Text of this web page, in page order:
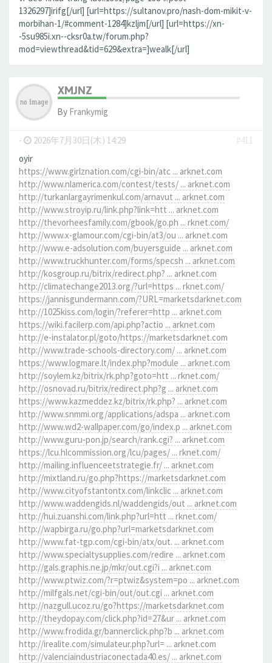
1326297]irifg[/url] [url=https://sultanov.pro/nash-dom-mikit-v-
morbihan-1/#comment-1284]kzljm[/url] [url=https://xn-
-5su985i.xn--cksr0a.tw/forum.php?
mod=viewthread&tid=629&extra=]wealk[/url]
XMJNZ
By Frankymig
- 2026年7月30日(木) 14:29
#411
oyir
https://www.girlznation.com/cgi-bin/atc ... arknet.com
http://www.nlamerica.com/contest/tests/ ... arknet.com
http://turkanlargayrimenkul.com/arnavut ... arknet.com
http://www.stroyip.ru/link.php?link=htt ... arknet.com
http://thevorheesfamily.com/gbook/go.ph ... rknet.com/
http://www.x-glamour.com/cgi-bin/at3/ou ... arknet.com
http://www.e-adsolution.com/buyersguide ... arknet.com
http://www.truckhunter.com/forms/specsh ... arknet.com
http://kosgroup.ru/bitrix/redirect.php? ... arknet.com
http://climatechange2013.org/?url=https ... rknet.com/
https://jannisgundermann.com/?URL=marketsdarknet.com
http://1025kiss.com/login/?referer=http ... arknet.com
https://wiki.facilerp.com/api.php?actio ... arknet.com
http://e-instalator.pl/goto/https://marketsdarknet.com
http://www.trade-schools-directory.com/ ... arknet.com
https://www.logmare.lt/index.php?module ... arknet.com
http://soylem.kz/bitrix/rk.php?goto=htt ... rknet.com/
http://osnovad.ru/bitrix/redirect.php?g ... arknet.com
https://www.kazmeddez.kz/bitrix/rk.php? ... arknet.com
http://www.snmmi.org/applications/adspa ... arknet.com
http://www.wd2-wallpaper.com/go/index.p ... arknet.com
http://www.guru-pon.jp/search/rank.cgi? ... arknet.com
https://lcu.hlcommission.org/lcu/pages/ ... rknet.com/
http://mailing.influenceetstrategie.fr/ ... arknet.com
http://mixtland.ru/go.php?https://marketsdarknet.com
http://www.cityofstantontx.com/linkclic ... arknet.com
http://www.waddengids.nl/waddengids/out ... arknet.com
http://hui.zuanshi.com/link.php?url=htt ... rknet.com/
http://wapbirga.ru/go.php?url=marketsdarknet.com
http://www.fat-tgp.com/cgi-bin/atx/out. ... arknet.com
http://www.specialtysupplies.com/redire ... arknet.com
http://gals.graphis.ne.jp/mkr/out.cgi?i ... arknet.com
http://www.ptwiz.com/?r=ptwiz&system=po ... arknet.com
http://milfgals.net/cgi-bin/out/out.cgi ... arknet.com
http://nazgull.ucoz.ru/go?https://marketsdarknet.com
http://theydopay.com/click.php?id=27&ur ... arknet.com
http://www.frodida.gr/bannerclick.php?b ... arknet.com
http://irealite.com/simulateur.php?url= ... arknet.com
http://valenciaindustriaconectada40.es/ ... arknet.com